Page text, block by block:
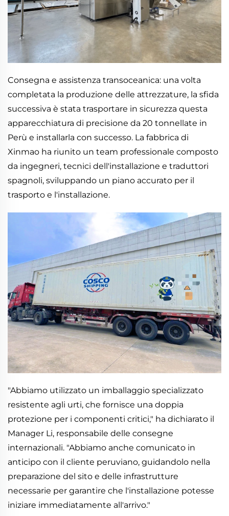
Consegna e assistenza transoceanica: una volta
completata la produzione delle attrezzature, la sfida
successiva è stata trasportare in sicurezza questa
apparecchiatura di precisione da 20 tonnellate in
Perù e installarla con successo. La fabbrica di
Xinmao ha riunito un team professionale composto
da ingegneri, tecnici dell'installazione e traduttori
spagnoli, sviluppando un piano accurato per il
trasporto e l'installazione.
"Abbiamo utilizzato un imballaggio specializzato
resistente agli urti, che fornisce una doppia
protezione per i componenti critici," ha dichiarato il
Manager Li, responsabile delle consegne
internazionali. "Abbiamo anche comunicato in
anticipo con il cliente peruviano, guidandolo nella
preparazione del sito e delle infrastrutture
necessarie per garantire che l'installazione potesse
iniziare immediatamente all'arrivo."